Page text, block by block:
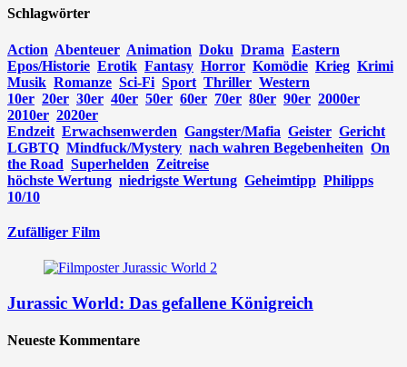
Schlagwörter
Action Abenteuer Animation Doku Drama Eastern
Epos/Historie Erotik Fantasy Horror Komödie Krieg Krimi
Musik Romanze Sci-Fi Sport Thriller Western
10er 20er 30er 40er 50er 60er 70er 80er 90er 2000er
2010er 2020er
Endzeit Erwachsenwerden Gangster/Mafia Geister Gericht
LGBTQ Mindfuck/Mystery nach wahren Begebenheiten On
the Road Superhelden Zeitreise
höchste Wertung niedrigste Wertung Geheimtipp Philipps
10/10
Zufälliger Film
Jurassic World: Das gefallene Königreich
Neueste Kommentare